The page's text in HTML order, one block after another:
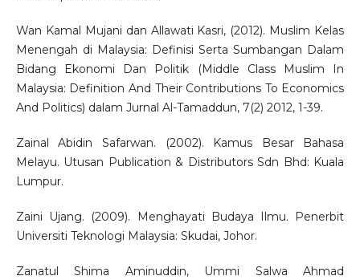
Wan Kamal Mujani dan Allawati Kasri, (2012). Muslim Kelas
Menengah di Malaysia: Definisi Serta Sumbangan Dalam
Bidang Ekonomi Dan Politik (Middle Class Muslim In
Malaysia: Definition And Their Contributions To Economics
And Politics) dalam Jurnal Al-Tamaddun, 7(2) 2012, 1-39.
Zainal Abidin Safarwan. (2002). Kamus Besar Bahasa
Melayu. Utusan Publication & Distributors Sdn Bhd: Kuala
Lumpur.
Zaini Ujang. (2009). Menghayati Budaya Ilmu. Penerbit
Universiti Teknologi Malaysia: Skudai, Johor.
Zanatul Shima Aminuddin, Ummi Salwa Ahmad